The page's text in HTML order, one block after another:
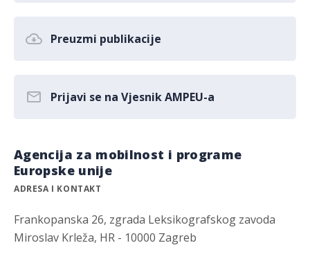
Preuzmi publikacije
Prijavi se na Vjesnik AMPEU-a
Agencija za mobilnost i programe
Europske unije
ADRESA I KONTAKT
Frankopanska 26, zgrada Leksikografskog zavoda
Miroslav Krleža, HR - 10000 Zagreb